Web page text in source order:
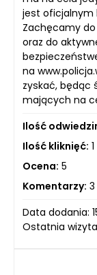
jest oficjalnym
Zachęcamy
oraz do
na
zyskać, będąc
mających na
Ilość
Ilość kliknięć: 1
Ocena: 5
Komentarzy: 3
Data dodania:
Ostatnia